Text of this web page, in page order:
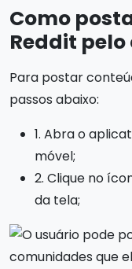
Como
Reddit
Para postar
passos abaixo:
1. Abra o
móvel;
2. Clique no
da tela;